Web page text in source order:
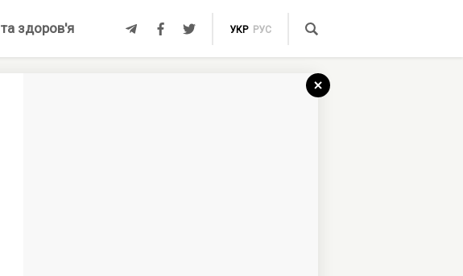
здоров'я УКР РУС